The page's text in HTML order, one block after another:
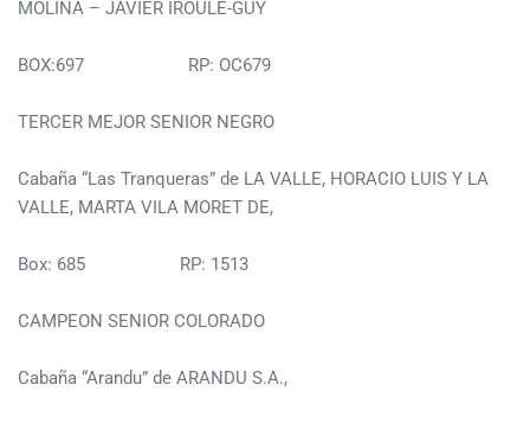
MOLINA – JAVIER IROULE-GUY
BOX:697 RP: OC679
TERCER MEJOR SENIOR NEGRO
Cabaña “Las Tranqueras” de LA VALLE, HORACIO LUIS Y LA
VALLE, MARTA VILA MORET DE,
Box: 685 RP: 1513
CAMPEON SENIOR COLORADO
Cabaña “Arandu” de ARANDU S.A.,